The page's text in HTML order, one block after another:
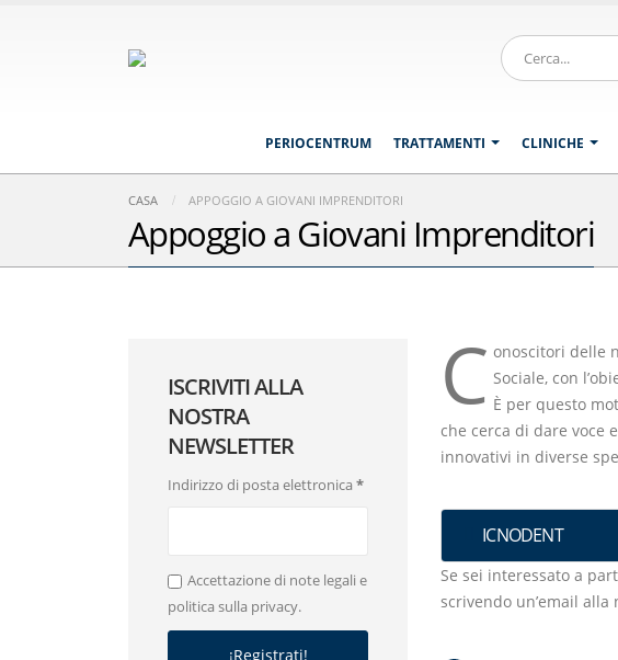
PERIOCENTRUM TRATTAMENTI CLINICHE
CASA APPOGGIO A GIOVANI IMPRENDITORI
Appoggio a Giovani Imprenditori
C onoscitori delle
Sociale, con
È per questo
che cerca di dare voce
innovativi in diverse
ICNODENT
Se sei interessato a
scrivendo un’email
ISCRIVITI ALLA
NOSTRA
NEWSLETTER
Indirizzo di posta elettronica *
Accettazione di note legali e
politica sulla privacy.